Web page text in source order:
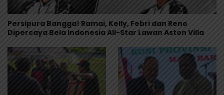
Persipura Bangga! Ramai, Kelly, Febri dan Reno
Dipercaya Bela Indonesia All-Star Lawan Aston Villa